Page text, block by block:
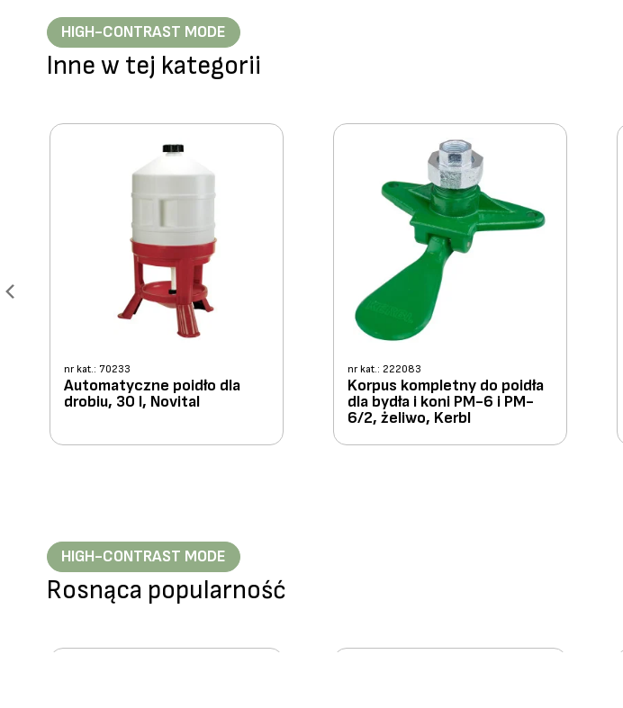
HIGH-CONTRAST MODE
Inne w tej kategorii
nr kat.: 70233
Automatyczne poidło dla
drobiu, 30 l, Novital
nr kat.: 222083
Korpus kompletny do poidła
dla bydła i koni PM-6 i PM-
6/2, żeliwo, Kerbl
HIGH-CONTRAST MODE
Rosnąca popularność